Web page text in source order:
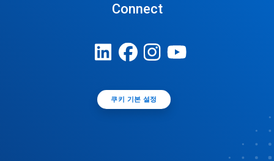
Connect
쿠키 기본 설정